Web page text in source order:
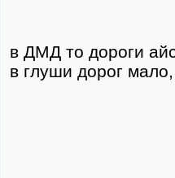
в ДМД то дороги
в глуши дорог